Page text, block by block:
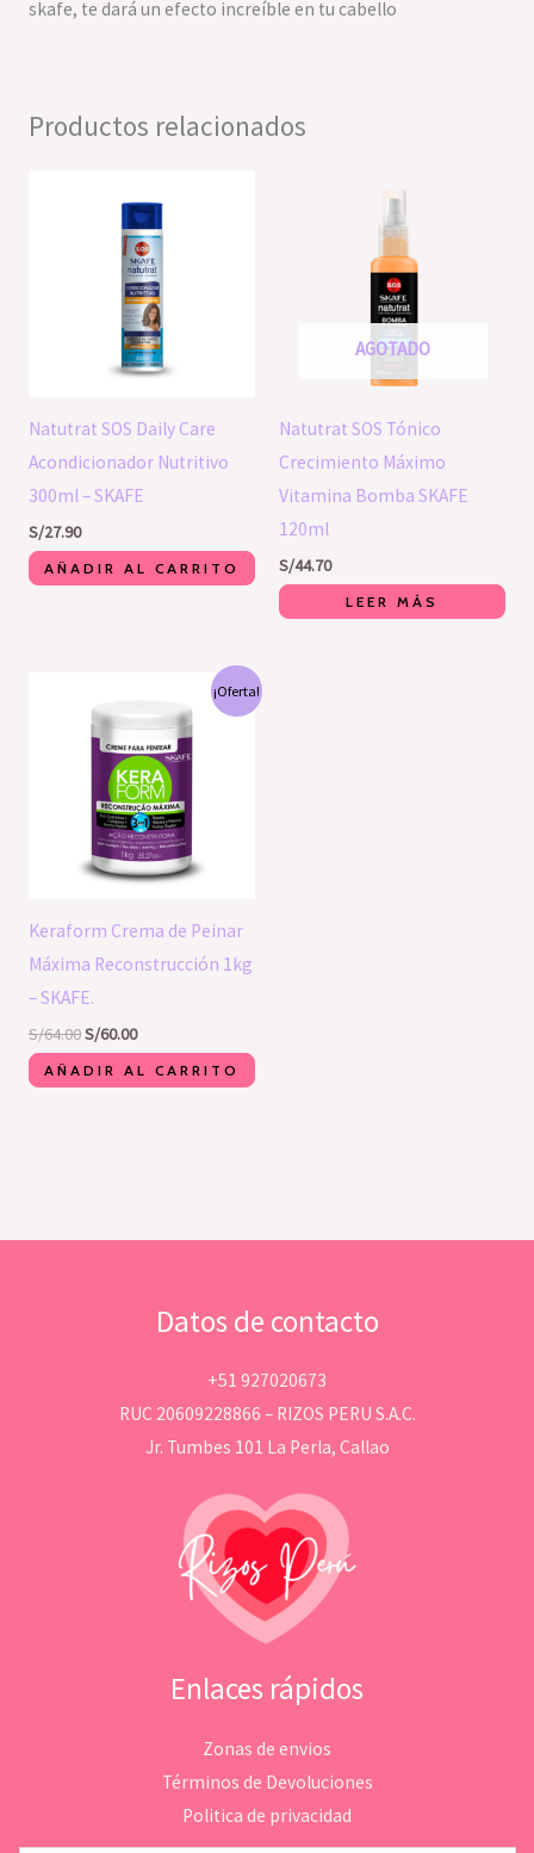
skafe, te dará un efecto increíble en tu cabello
Productos relacionados
Natutrat SOS Daily Care
Acondicionador Nutritivo
300ml – SKAFE
S/27.90
AÑADIR AL CARRITO
AGOTADO
Natutrat SOS Tónico
Crecimiento Máximo
Vitamina Bomba SKAFE
120ml
S/44.70
LEER MÁS
¡Oferta!
Keraform Crema de Peinar
Máxima Reconstrucción 1kg
– SKAFE.
S/64.00
original
era:
S/64.00.
S/60.00
actual
es:
S/60.00.
AÑADIR AL CARRITO
Datos de contacto
+51 927020673
RUC 20609228866 – RIZOS PERU S.A.C.
Jr. Tumbes 101 La Perla, Callao
Enlaces rápidos
Zonas de envios
Términos de Devoluciones
Politica de privacidad